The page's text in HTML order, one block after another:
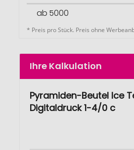
ab 5000
* Preis pro Stück. Preis ohne
Ihre Kalkulation
Pyramiden-Beutel Ice
Digitaldruck 1-4/0 c